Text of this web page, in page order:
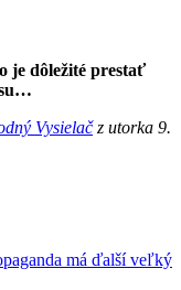
je dôležité prestať
Vysielačz utorka 9.
má ďalší veľký